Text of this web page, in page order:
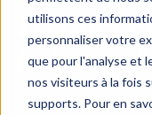
utilisons ces
personnaliser votre
que pour l'analyse et
nos visiteurs à la fois
supports. Pour en
Le pari
la